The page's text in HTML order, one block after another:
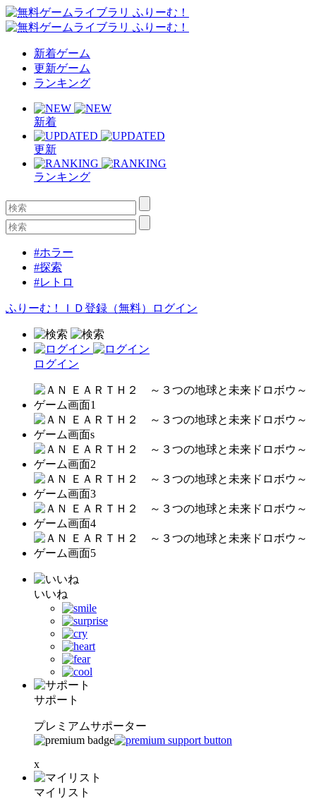
新着ゲーム
更新ゲーム
ランキング
新着
更新
ランキング
#ホラー
#探索
#レトロ
ふりーむ！ＩＤ登録（無料） ログイン
ログイン
いいね
サポート
プレミアムサポーター
x
マイリスト